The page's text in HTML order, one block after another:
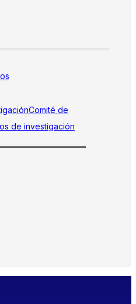
Comité de
de investigación